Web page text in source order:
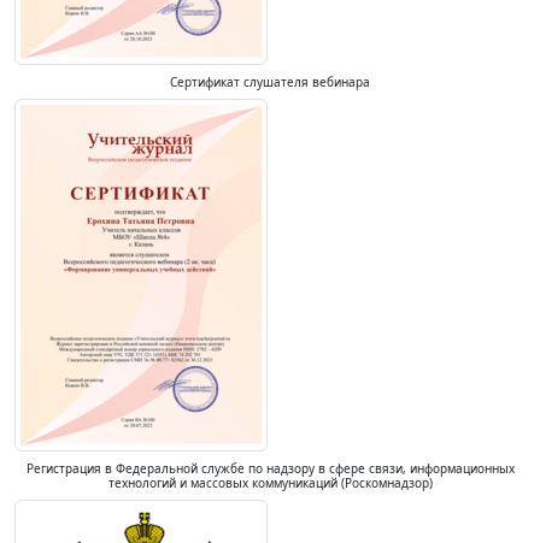
Сертификат слушателя вебинара
Регистрация в Федеральной службе по надзору в сфере связи, информационных
технологий и массовых коммуникаций (Роскомнадзор)